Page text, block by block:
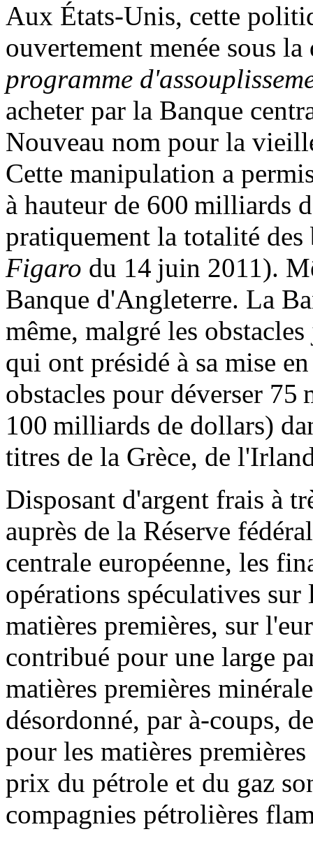
Aux États-Unis, cette
ouvertement menée sous
programme
acheter par la Banque
Nouveau nom pour la
Cette manipulation a
à hauteur de 600 milliards
pratiquement la totalité
Figaro du 14 juin 2011).
Banque d'Angleterre. La
même, malgré les
qui ont présidé à sa mise
obstacles pour déverser
100 milliards de dollars)
titres de la Grèce, de
Disposant d'argent frais à
auprès de la Réserve
centrale européenne, les
opérations spéculatives
matières premières, sur
contribué pour une large
matières premières
désordonné, par à-coups,
pour les matières
prix du pétrole et du gaz
compagnies pétrolières